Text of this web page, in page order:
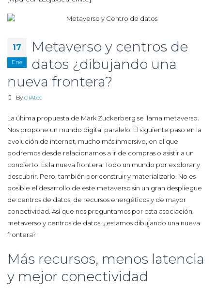
17
Ene
Metaverso y centros de
datos ¿dibujando una
nueva frontera?
By cliAtec
La última propuesta de Mark Zuckerberg se llama metaverso.
Nos propone un mundo digital paralelo. El siguiente paso en la
evolución de internet, mucho más inmersivo, en el que
podremos desde relacionarnos a ir de compras o asistir a un
concierto. Es la nueva frontera. Todo un mundo por explorar y
descubrir. Pero, también por construir y materializarlo. No es
posible el desarrollo de este metaverso sin un gran despliegue
de centros de datos, de recursos energéticos y de mayor
conectividad. Así que nos preguntamos por esta asociación,
metaverso y centros de datos, ¿estamos dibujando una nueva
frontera?
Más recursos, menos latencia
y mejor conectividad